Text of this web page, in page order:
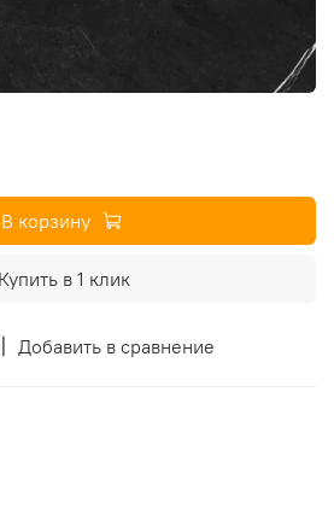
Добавить в сравнение
В корзину
Купить в 1 клик